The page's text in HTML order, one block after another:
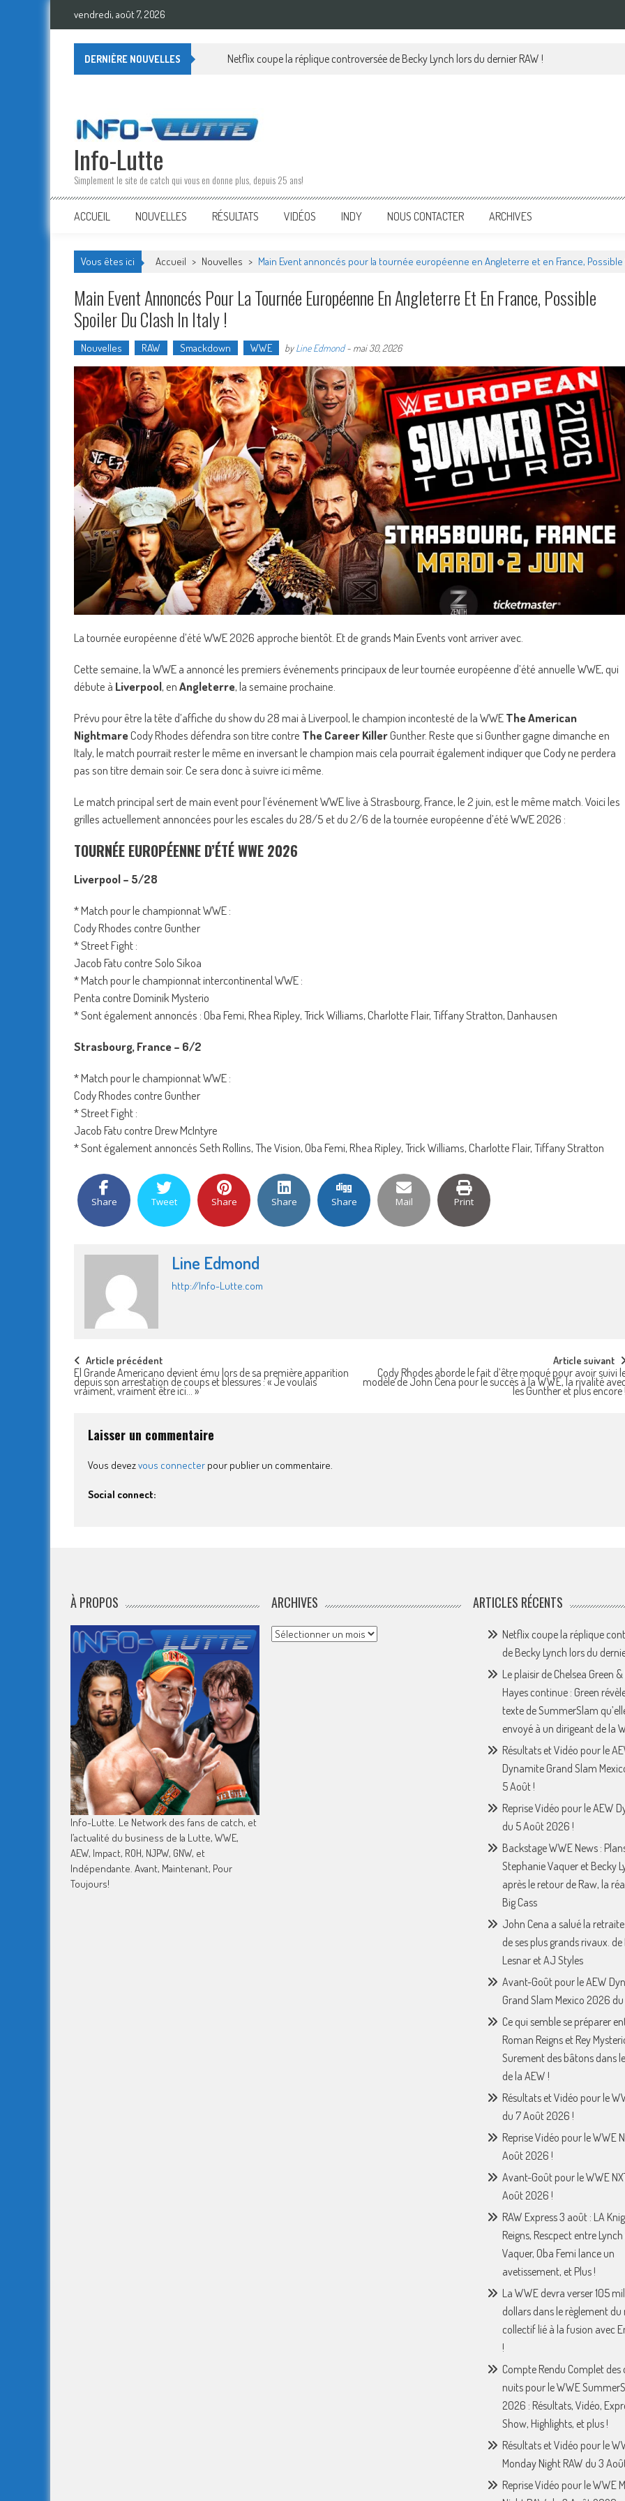
Skip
vendredi, août 7, 2026
DERNIÈRE NOUVELLES Netflix coupe la réplique controversée de Becky Lynch lors du dernier RAW !
Info-Lutte
Simplement le site de catch qui vous en donne plus, depuis 25 ans!
ACCUEIL NOUVELLES RÉSULTATS VIDÉOS INDY NOUS CONTACTER ARCHIVES
Vous êtes ici Accueil > Nouvelles > Main Event annoncés pour la tournée européenne en Angleterre et en France, Possible
Main Event Annoncés Pour La Tournée Européenne En Angleterre Et En France, Possible
Spoiler Du Clash In Italy !
Nouvelles RAW Smackdown WWE byLine Edmond- mai 30, 2026
La tournée européenne d’été WWE 2026 approche bientôt. Et de grands Main Events vont arriver avec.
Cette semaine, la WWE a annoncé les premiers événements principaux de leur tournée européenne d’été annuelle WWE, qui
débute à Liverpool, enAngleterre, la semaine prochaine.
Prévu pour être la tête d’affiche du show du 28 mai à Liverpool, le champion incontesté de la WWEThe American
NightmareCody Rhodes défendra son titre contre The Career KillerGunther. Reste que si Gunther gagne dimanche en
Italy, le match pourrait rester le même en inversant le champion mais cela pourrait également indiquer que Cody ne perdera
pas son titre demain soir. Ce sera donc à suivre ici même.
Le match principal sert de main event pour l’événement WWE live à Strasbourg, France, le 2 juin, est le même match. Voici les
grilles actuellement annoncées pour les escales du 28/5 et du 2/6 de la tournée européenne d’été WWE 2026 :
TOURNÉE EUROPÉENNE D’ÉTÉ WWE 2026
Liverpool – 5/28
* Match pour le championnat WWE :
Cody Rhodes contre Gunther
* Street Fight :
Jacob Fatu contre Solo Sikoa
* Match pour le championnat intercontinental WWE :
Penta contre Dominik Mysterio
* Sont également annoncés : Oba Femi, Rhea Ripley, Trick Williams, Charlotte Flair, Tiffany Stratton, Danhausen
Strasbourg, France – 6/2
* Match pour le championnat WWE :
Cody Rhodes contre Gunther
* Street Fight :
Jacob Fatu contre Drew McIntyre
* Sont également annoncés Seth Rollins, The Vision, Oba Femi, Rhea Ripley, Trick Williams, Charlotte Flair, Tiffany Stratton
Share Tweet Share Share Share Mail Print
Line Edmond
http://Info-Lutte.com
Post
navigation
Article précédent
El Grande Americano devient ému lors de sa première apparition
depuis son arrestation de coups et blessures : « Je voulais
vraiment, vraiment être ici… »
Article suivant
Cody Rhodes aborde le fait d’être moqué pour avoir suivi
modèle de John Cena pour le succès à la WWE, la rivalité
les Gunther et plus encore !
Laisser un commentaire
Vous devezvous connecter pour publier un commentaire.
Social connect:
À PROPOS
Info-Lutte. Le Network des fans de catch, et
l’actualité du business de la Lutte, WWE,
AEW, Impact, ROH, NJPW, GNW, et
Indépendante. Avant, Maintenant, Pour
Toujours!
ARCHIVES
Archives
ARTICLES RÉCENTS
Netflix coupe la réplique
de Becky Lynch lors du
Le plaisir de Chelsea Green &
Hayes continue : Green
texte de SummerSlam
envoyé à un dirigeant de la
Résultats et Vidéo pour le
Dynamite Grand Slam
5 Août !
Reprise Vidéo pour le AEW
du 5 Août 2026 !
Backstage WWE News :
Stephanie Vaquer et Becky
après le retour de Raw, la
Big Cass
John Cena a salué la retraite
de ses plus grands rivaux.
Lesnar et AJ Styles
Avant-Goût pour le AEW
Grand Slam Mexico 2026
Ce qui semble se préparer
Roman Reigns et Rey
Surement des bâtons dans
de la AEW !
Résultats et Vidéo pour le
du 7 Août 2026 !
Reprise Vidéo pour le WWE
Août 2026 !
Avant-Goût pour le WWE
Août 2026 !
RAW Express 3 août : LA
Reigns, Rescpect entre
Vaquer, Oba Femi lance un
avetissement, et Plus !
La WWE devra verser 105
dollars dans le règlement du
collectif lié à la fusion avec
!
Compte Rendu Complet des
nuits pour le WWE
2026 : Résultats, Vidéo,
Show, Highlights, et plus !
Résultats et Vidéo pour le
Monday Night RAW du 3
Reprise Vidéo pour le WWE